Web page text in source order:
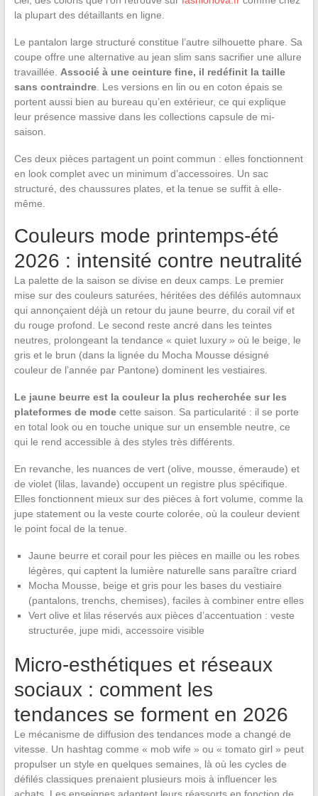
la plupart des détaillants en ligne.
Le pantalon large structuré constitue l’autre silhouette phare. Sa
coupe offre une alternative au jean slim sans sacrifier une allure
travaillée. Associé à une ceinture fine, il redéfinit la taille
sans contraindre. Les versions en lin ou en coton épais se
portent aussi bien au bureau qu’en extérieur, ce qui explique
leur présence massive dans les collections capsule de mi-
saison.
Ces deux pièces partagent un point commun : elles fonctionnent
en look complet avec un minimum d’accessoires. Un sac
structuré, des chaussures plates, et la tenue se suffit à elle-
même.
Couleurs mode printemps-été
2026 : intensité contre neutralité
La palette de la saison se divise en deux camps. Le premier
mise sur des couleurs saturées, héritées des défilés automnaux
qui annonçaient déjà un retour du jaune beurre, du corail vif et
du rouge profond. Le second reste ancré dans les teintes
neutres, prolongeant la tendance « quiet luxury » où le beige, le
gris et le brun (dans la lignée du Mocha Mousse désigné
couleur de l’année par Pantone) dominent les vestiaires.
Le jaune beurre est la couleur la plus recherchée sur les
plateformes de modecette saison. Sa particularité : il se porte
en total look ou en touche unique sur un ensemble neutre, ce
qui le rend accessible à des styles très différents.
En revanche, les nuances de vert (olive, mousse, émeraude) et
de violet (lilas, lavande) occupent un registre plus spécifique.
Elles fonctionnent mieux sur des pièces à fort volume, comme la
jupe statement ou la veste courte colorée, où la couleur devient
le point focal de la tenue.
Jaune beurre et corail pour les pièces en maille ou les robes
légères, qui captent la lumière naturelle sans paraître criard
Mocha Mousse, beige et gris pour les bases du vestiaire
(pantalons, trenchs, chemises), faciles à combiner entre elles
Vert olive et lilas réservés aux pièces d’accentuation : veste
structurée, jupe midi, accessoire visible
Micro-esthétiques et réseaux
sociaux : comment les
tendances se forment en 2026
Le mécanisme de diffusion des tendances mode a changé de
vitesse. Un hashtag comme « mob wife » ou « tomato girl » peut
propulser un style en quelques semaines, là où les cycles de
défilés classiques prenaient plusieurs mois à influencer les